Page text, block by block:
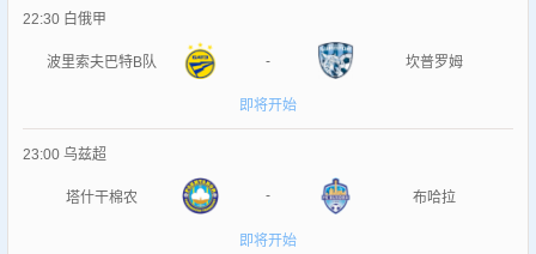
22:30 白俄甲
波里索夫巴特B队 - 坎普罗姆
即将开始
23:00 乌兹超
塔什干棉农 - 布哈拉
即将开始